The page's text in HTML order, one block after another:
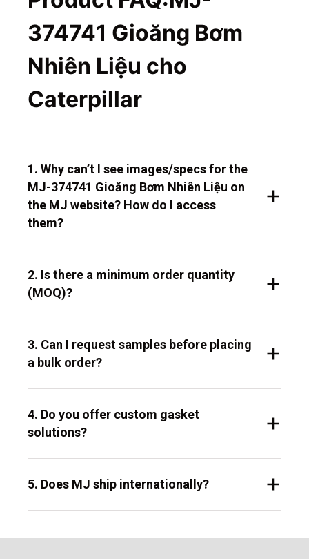
374741 Gioăng Bơm
Nhiên Liệu cho
Caterpillar
1. Why can’t I see images/specs for the
MJ-374741 Gioăng Bơm Nhiên Liệu on
the MJ website? How do I access
them?
2. Is there a minimum order quantity
(MOQ)?
3. Can I request samples before placing
a bulk order?
4. Do you offer custom gasket
solutions?
5. Does MJ ship internationally?